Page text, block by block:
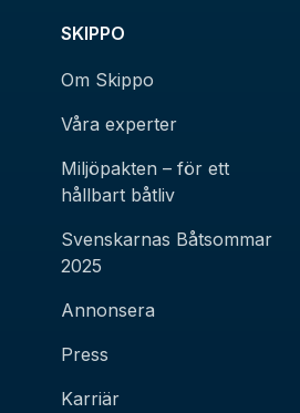
SKIPPO
Om Skippo
Våra experter
Miljöpakten – för ett
hållbart båtliv
Svenskarnas Båtsommar
2025
Annonsera
Press
Karriär